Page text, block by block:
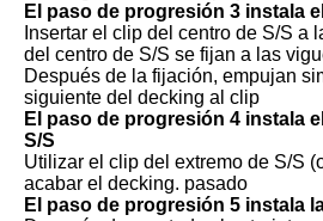
El paso de progresión 3 instala
Insertar el clip del centro de S/S a
del centro de S/S se fijan a las
Después de la fijación, empujan
siguiente del decking al clip
El paso de progresión 4 instala
S/S
Utilizar el clip del extremo de S/S
acabar el decking. pasado
El paso de progresión 5 instala